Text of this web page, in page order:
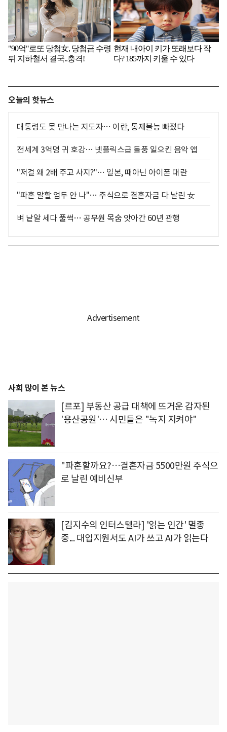
오늘의 핫뉴스
대통령도 못 만나는 지도자… 이란, 통제불능 빠졌다
전세계 3억명 귀 호강… 넷플릭스급 돌풍 일으킨 음악 앱
"저걸 왜 2배 주고 사지?"… 일본, 때아닌 아이폰 대란
"파혼 말할 엄두 안 나"… 주식으로 결혼자금 다 날린 女
벼 낱알 세다 풀썩… 공무원 목숨 앗아간 60년 관행
사회 많이 본 뉴스
[르포] 부동산 공급 대책에 뜨거운 감자된
'용산공원'… 시민들은 "녹지 지켜야"
"파혼할까요?…결혼자금 5500만원 주식으
로 날린 예비신부
[김지수의 인터스텔라] '읽는 인간' 멸종
중... 대입지원서도 AI가 쓰고 AI가 읽는다